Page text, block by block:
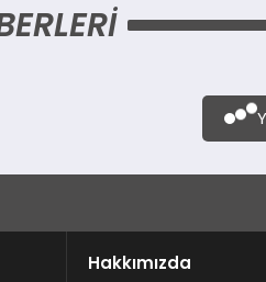
Hakkımızda